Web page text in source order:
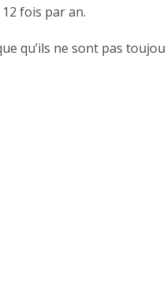
fois par an.
qu’ils ne sont pas